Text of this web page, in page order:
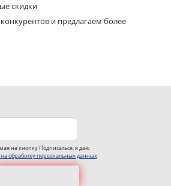
скидки
и предлагаем более
на кнопку Подписаться, я даю
на обработку персональных данных